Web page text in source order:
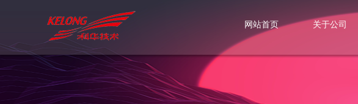
网站首页
关于公司